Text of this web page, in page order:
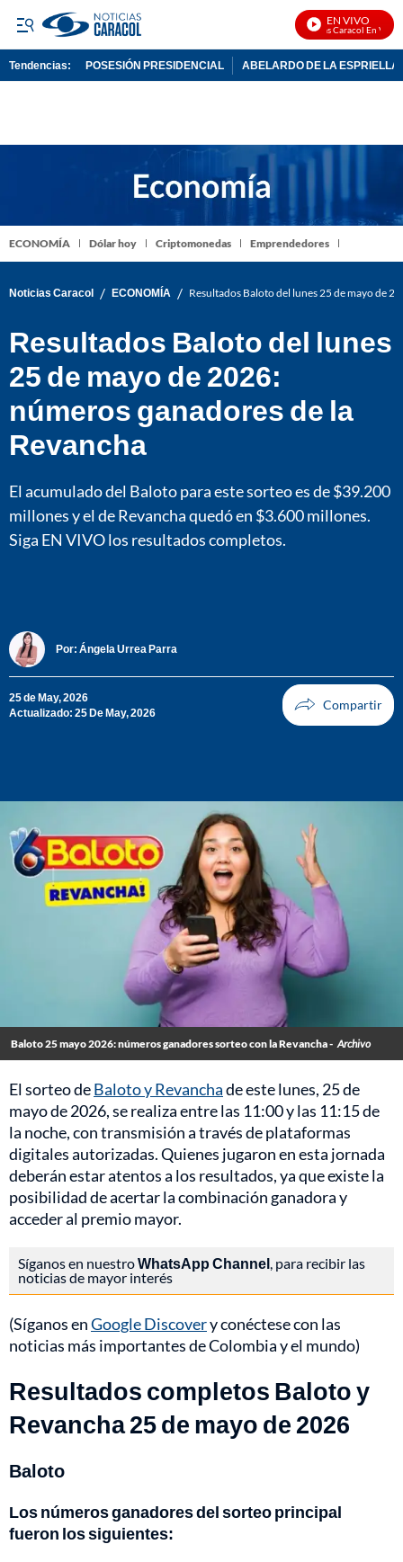
EN VIVO
Noticias Caracol En Vivo
Tendencias: POSESIÓN PRESIDENCIAL ABELARDO DE LA ESPRIELLA
ECONOMÍA Dólar hoy Criptomonedas Emprendedores
Noticias Caracol / ECONOMÍA / Resultados Baloto del lunes 25 de mayo de
Resultados Baloto del lunes
25 de mayo de 2026:
números ganadores de la
Revancha
El acumulado del Baloto para este sorteo es de $39.200
millones y el de Revancha quedó en $3.600 millones.
Siga EN VIVO los resultados completos.
Por: Ángela Urrea Parra
25 de May, 2026
Actualizado: 25 De May, 2026
Baloto 25 mayo 2026: números ganadores sorteo con la Revancha - Archivo
El sorteo deBaloto y Revanchade este lunes, 25 de
mayo de 2026, se realiza entre las 11:00 y las 11:15 de
la noche, con transmisión a través de plataformas
digitales autorizadas. Quienes jugaron en esta jornada
deberán estar atentos a los resultados, ya que existe la
posibilidad de acertar la combinación ganadora y
acceder al premio mayor.
Síganos en nuestroWhatsApp Channel, para recibir las
noticias de mayor interés
(Síganos enGoogle Discovery conéctese con las
noticias más importantes de Colombia y el mundo)
Resultados completos Baloto y
Revancha 25 de mayo de 2026
Baloto
Los números ganadores del sorteo principal
fueron los siguientes: